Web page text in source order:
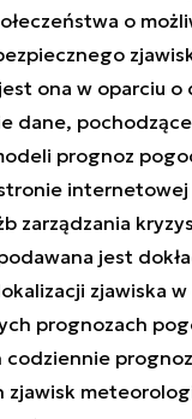
o
ona w oparciu o
dane,
prognoz
internetowej
zarządzania
jest
zjawiska
prognozach
codziennie
zjawisk